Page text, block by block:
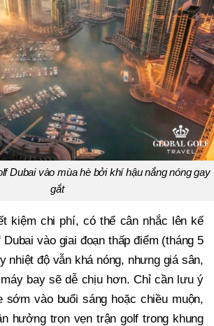
Dubai vào mùa hè bởi khí hậu nắng nóng gay
gắt
kiệm chi phí, có thể cân nhắc lên kế
vào giai đoạn thấp điểm (tháng 5
nhiệt độ vẫn khá nóng, nhưng giá sân,
bay sẽ dễ chịu hơn. Chỉ cần lưu ý
sớm vào buổi sáng hoặc chiều muộn,
hưởng trọn vẹn trận golf trong khung